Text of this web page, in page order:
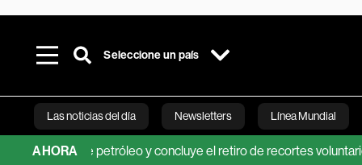
Seleccione un país
Las noticias del día Newsletters Línea Mundial
Bloomberg
AHORA
de petróleo y concluye el retiro de recortes voluntarios